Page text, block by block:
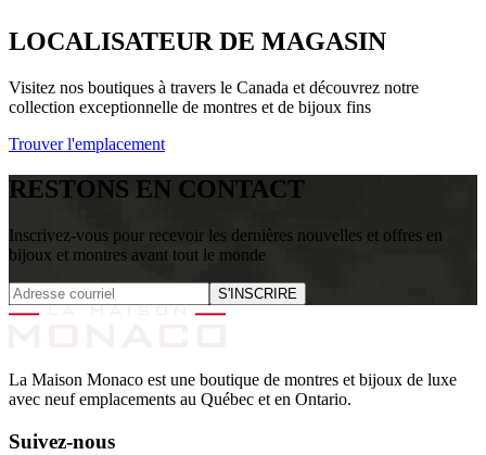
LOCALISATEUR DE MAGASIN
Visitez nos boutiques à travers le Canada et découvrez notre
collection exceptionnelle de montres et de bijoux fins
Trouver l'emplacement
RESTONS EN CONTACT
Inscrivez-vous pour recevoir les dernières nouvelles et offres en
bijoux et montres avant tout le monde
S'INSCRIRE
La Maison Monaco est une boutique de montres et bijoux de luxe
avec neuf emplacements au Québec et en Ontario.
Suivez-nous